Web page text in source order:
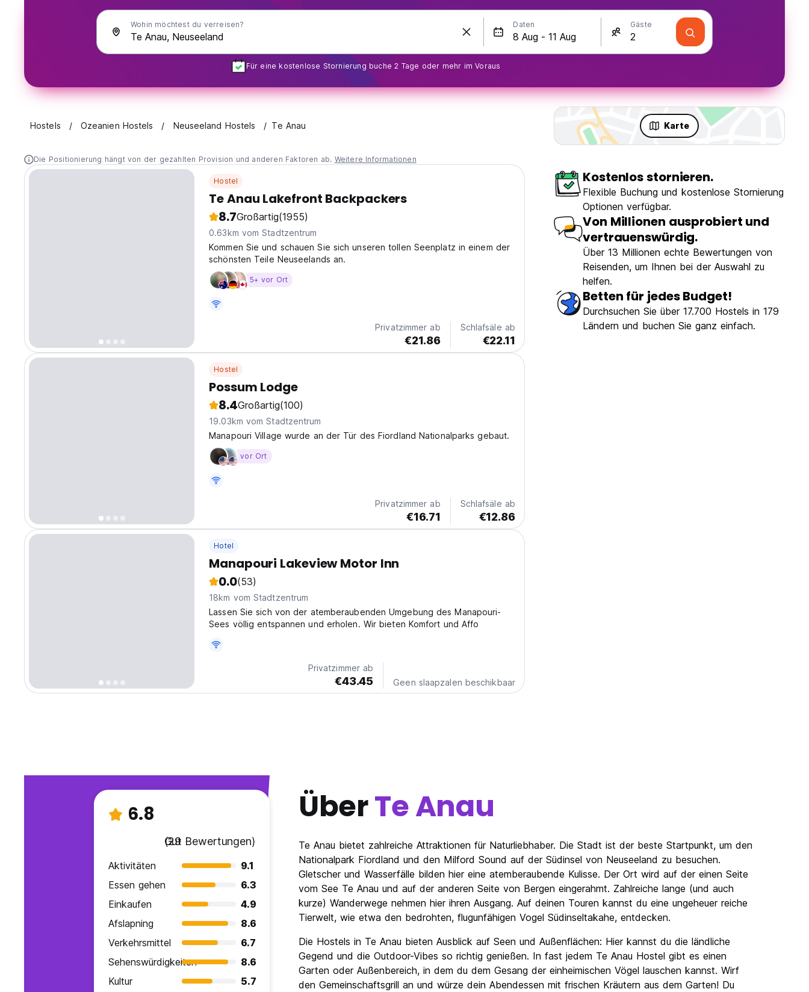
Wohin möchtest du verreisen? Daten Gäste
Für eine kostenlose Stornierung buche 2 Tage oder mehr im Voraus
Hostels Ozeanien Hostels Neuseeland Hostels Te Anau Karte
Die Positionierung hängt von der gezahlten Provision und anderen Faktoren ab. Weitere Informationen
Hostel
Te Anau Lakefront Backpackers
8.7Großartig(1955)
0.63km vom Stadtzentrum
Kommen Sie und schauen Sie sich unseren tollen Seenplatz in einem der
schönsten Teile Neuseelands an.
5+ vor Ort
Privatzimmer ab
€21.86
Schlafsäle ab
€22.11
Hostel
Possum Lodge
8.4Großartig(100)
19.03km vom Stadtzentrum
Manapouri Village wurde an der Tür des Fiordland Nationalparks gebaut.
vor Ort
Privatzimmer ab
€16.71
Schlafsäle ab
€12.86
Hotel
Manapouri Lakeview Motor Inn
0.0(53)
18km vom Stadtzentrum
Lassen Sie sich von der atemberaubenden Umgebung des Manapouri-
Sees völlig entspannen und erholen. Wir bieten Komfort und Affo
Privatzimmer ab
€43.45 Geen slaapzalen beschikbaar
Kostenlos stornieren.
Flexible Buchung und kostenlose Stornierung
Optionen verfügbar.
Von Millionen ausprobiert und
vertrauenswürdig.
Über 13 Millionen echte Bewertungen von
Reisenden, um Ihnen bei der Auswahl zu
helfen.
Betten für jedes Budget!
Durchsuchen Sie über 17.700 Hostels in 179
Ländern und buchen Sie ganz einfach.
6.8
Gut
(29 Bewertungen)
Aktivitäten
9.1
Essen gehen
6.3
Einkaufen
4.9
Afslapning
8.6
Verkehrsmittel
6.7
Sehenswürdigkeiten
8.6
Kultur
5.7
ÜberTe Anau
Te Anau bietet zahlreiche Attraktionen für Naturliebhaber. Die Stadt ist der beste Startpunkt, um den
Nationalpark Fiordland und den Milford Sound auf der Südinsel von Neuseeland zu besuchen.
Gletscher und Wasserfälle bilden hier eine atemberaubende Kulisse. Der Ort wird auf der einen Seite
vom See Te Anau und auf der anderen Seite von Bergen eingerahmt. Zahlreiche lange (und auch
kurze) Wanderwege nehmen hier ihren Ausgang. Auf deinen Touren kannst du eine ungeheuer reiche
Tierwelt, wie etwa den bedrohten, flugunfähigen Vogel Südinseltakahe, entdecken.
Die Hostels in Te Anau bieten Ausblick auf Seen und Außenflächen: Hier kannst du die ländliche
Gegend und die Outdoor-Vibes so richtig genießen. In fast jedem Te Anau Hostel gibt es einen
Garten oder Außenbereich, in dem du dem Gesang der einheimischen Vögel lauschen kannst. Wirf
den Gemeinschaftsgrill an und würze dein Abendessen mit frischen Kräutern aus dem Garten! Du